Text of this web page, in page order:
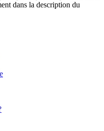
dans la description du